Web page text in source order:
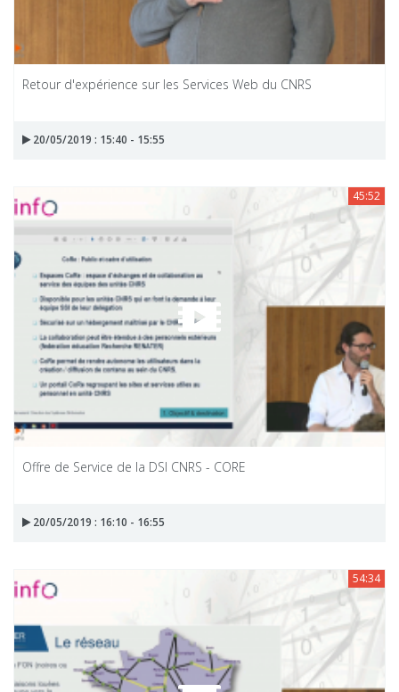
Retour d'expérience sur les Services Web du CNRS
20/05/2019 : 15:40 - 15:55
45:52
Offre de Service de la DSI CNRS - CORE
20/05/2019 : 16:10 - 16:55
54:34